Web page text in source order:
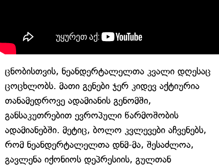
ცნობისთვის, ნეანდერტალელთა კვალი დღესაც
ცოცხლობს. მათი გენები ჯერ კიდევ აქტიურია
თანამედროვე ადამიანის გენომში,
განსაკუთრებით ევროპული წარმოშობის
ადამიანებში. მეტიც, ბოლო კვლევები აჩვენებს,
რომ ნეანდერტალელთა დნმ-მა, შესაძლოა,
გავლენა იქონიოს დეპრესიის, გულთან